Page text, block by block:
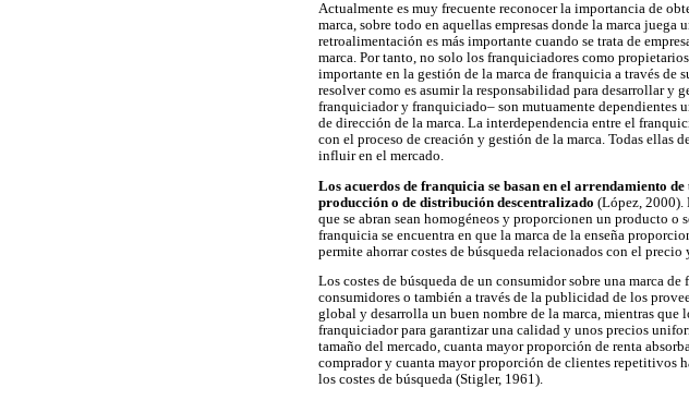
Actualmente es muy frecuente reconocer la importancia de
marca, sobre todo en aquellas empresas donde la marca
retroalimentación es más importante cuando se trata de
marca. Por tanto, no solo los franquiciadores como
importante en la gestión de la marca de franquicia a través de
resolver como es asumir la responsabilidad para desarrollar y
franquiciador y franquiciado– son mutuamente dependientes
de dirección de la marca. La interdependencia entre el
con el proceso de creación y gestión de la marca. Todas ellas
influir en el mercado.
Los acuerdos de franquicia se basan en el arrendamiento
producción o de distribución descentralizado (López, 2000).
que se abran sean homogéneos y proporcionen un producto
franquicia se encuentra en que la marca de la enseña
permite ahorrar costes de búsqueda relacionados con el
Los costes de búsqueda de un consumidor sobre una marca
consumidores o también a través de la publicidad de los
global y desarrolla un buen nombre de la marca, mientras
franquiciador para garantizar una calidad y unos precios
tamaño del mercado, cuanta mayor proporción de renta
comprador y cuanta mayor proporción de clientes repetitivos
los costes de búsqueda (Stigler, 1961).